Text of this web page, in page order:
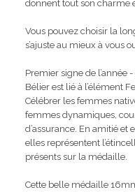
donnent tout son charme
Vous pouvez choisir la
s’ajuste au mieux à vous
Premier signe de l’année
Bélier est lié à l’élément
Célébrer les femmes
femmes dynamiques,
d’assurance. En amitié et
elles représentent
présents sur la médaille.
Cette belle médaille